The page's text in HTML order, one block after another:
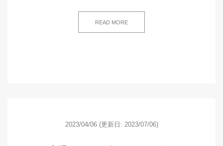
READ MORE
2023/04/06 (更新日: 2023/07/06)